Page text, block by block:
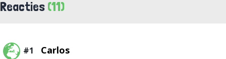
Reacties (11)
#1 Carlos